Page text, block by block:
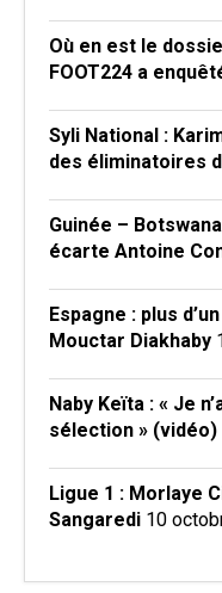
Où en est le
FOOT224 a
Syli National :
des éliminatoires
Guinée –
écarte Antoine
Espagne : plus
Mouctar Diakhaby
Naby Keïta : « Je
sélection » (vidéo)
Ligue 1 : Morlaye
Sangaredi 10